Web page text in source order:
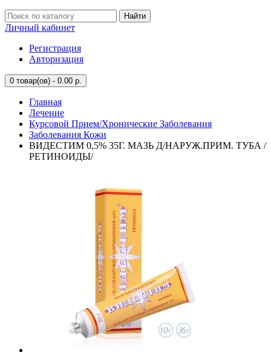
Найти
Личный кабинет
Регистрация
Авторизация
0 товар(ов) - 0.00 р.
Главная
Лечение
Курсовой Прием/Хронические Заболевания
Заболевания Кожи
ВИДЕСТИМ 0,5% 35Г. МАЗЬ Д/НАРУЖ.ПРИМ. ТУБА /
РЕТИНОИДЫ/